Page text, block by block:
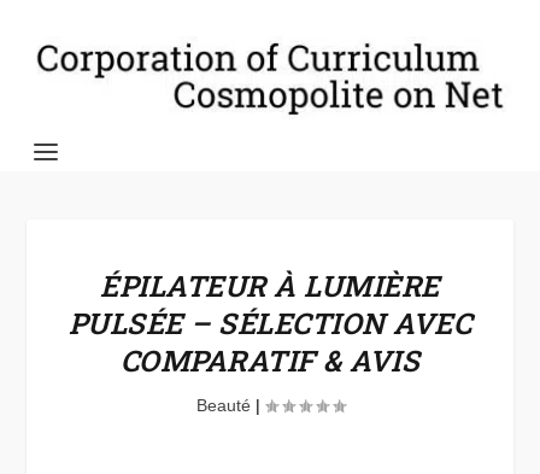
ÉPILATEUR À LUMIÈRE
PULSÉE – SÉLECTION AVEC
COMPARATIF & AVIS
Beauté |